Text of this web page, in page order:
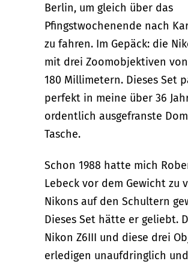
Berlin, um gleich über das
Pfingstwochenende nach
zu fahren. Im Gepäck: die
mit drei Zoomobjektiven von
180 Millimetern. Dieses Set
perfekt in meine über 36
ordentlich ausgefranste
Tasche.
Schon 1988 hatte mich
Lebeck vor dem Gewicht zu
Nikons auf den Schultern
Dieses Set hätte er geliebt.
Nikon Z6III und diese drei
erledigen unaufdringlich und